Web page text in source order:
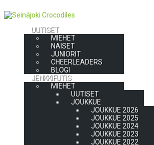
UUTISET
MIEHET
NAISET
JUNIORIT
CHEERLEADERS
BLOGI
JENKKIFUTIS
MIEHET
UUTISET
JOUKKUE
JOUKKUE 2026
JOUKKUE 2025
JOUKKUE 2024
JOUKKUE 2023
JOUKKUE 2022